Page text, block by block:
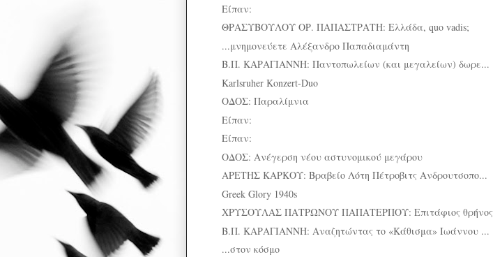
Είπαν:
ΘΡΑΣΥΒΟΥΛΟΥ ΟΡ. ΠΑΠΑΣΤΡΑΤΗ: Ελλάδα, quo vadis;
...μνημονεύετε Αλέξανδρο Παπαδιαμάντη
Β.Π. ΚΑΡΑΓΙΑΝΝΗ: Παντοπωλείων (και μεγαλείων) δωρε...
Karlsruher Konzert-Duo
ΟΔΟΣ: Παραλίμνια
Είπαν:
Είπαν:
ΟΔΟΣ: Ανέγερση νέου αστυνομικού μεγάρου
ΑΡΕΤΗΣ ΚΑΡΚΟΥ: Βραβείο Λότη Πέτροβιτς Ανδρουτσοπο...
Greek Glory 1940s
ΧΡΥΣΟΥΛΑΣ ΠΑΤΡΩΝΟΥ ΠΑΠΑΤΕΡΠΟΥ: Επιτάφιος θρήνος
Β.Π. ΚΑΡΑΓΙΑΝΝΗ: Αναζητώντας το «Κάθισμα» Ιωάννου ...
...στον κόσμο